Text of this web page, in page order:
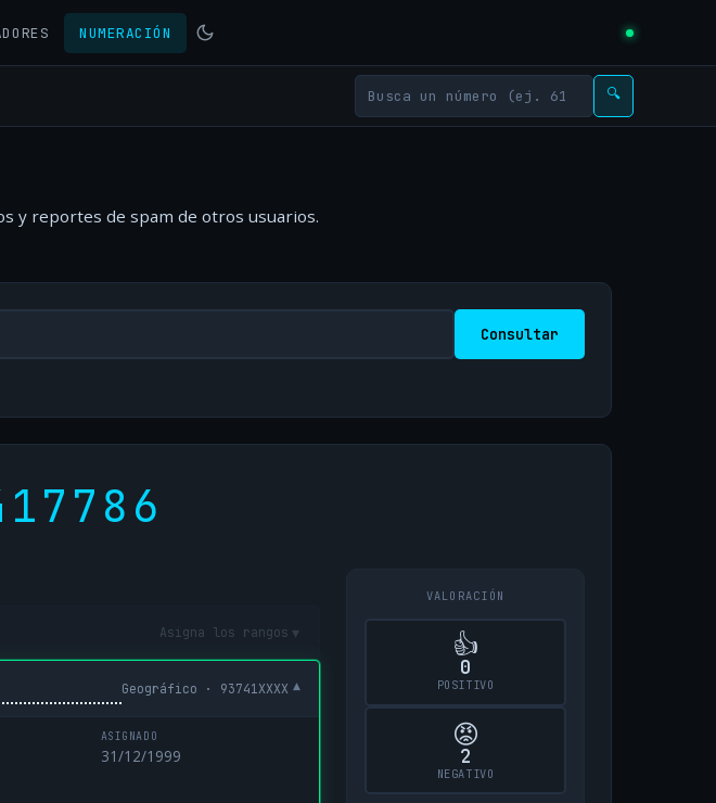
NUMERACIÓN
🔍
y reportes de spam de otros usuarios.
Consultar
Asigna los rangos ▾
Geográfico · 93741XXXX ▾
ASIGNADO
31/12/1999
VALORACIÓN
👍
0
POSITIVO
😡
2
NEGATIVO